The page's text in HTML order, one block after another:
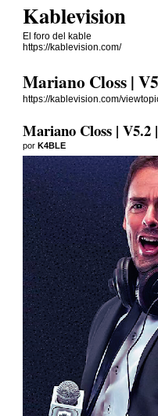
Kablevision
El foro del kable
https://kablevision.com/
Mariano Closs |
https://kablevision.com/
Mariano Closs | V5.2
porK4BLE